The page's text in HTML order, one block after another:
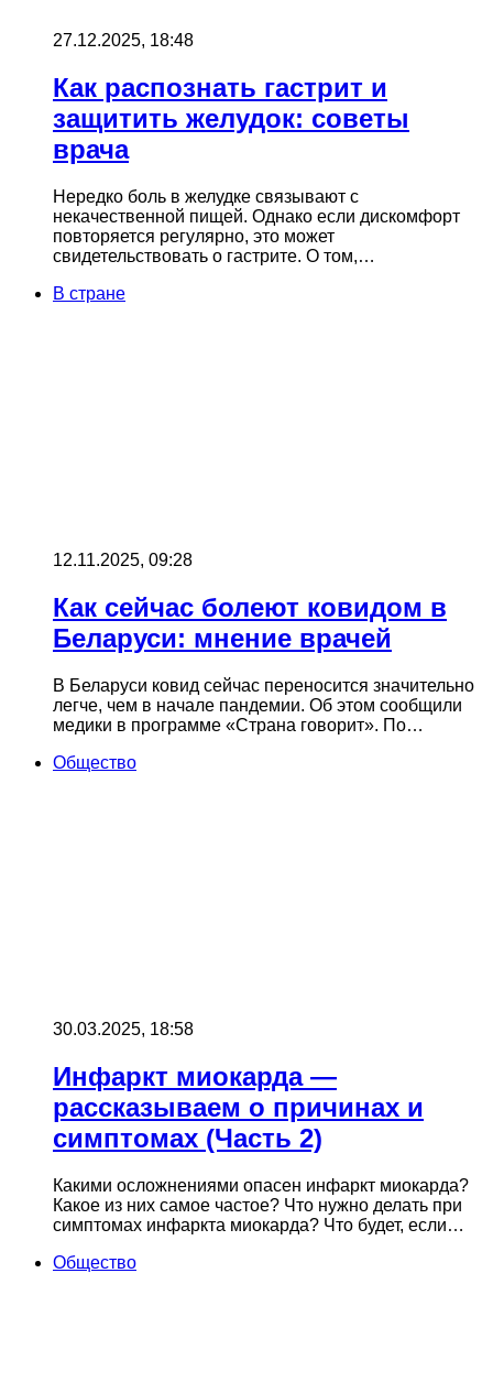
27.12.2025, 18:48
Как распознать гастрит и
защитить желудок: советы
врача
Нередко боль в желудке связывают с
некачественной пищей. Однако если дискомфорт
повторяется регулярно, это может
свидетельствовать о гастрите. О том,…
В стране
12.11.2025, 09:28
Как сейчас болеют ковидом в
Беларуси: мнение врачей
В Беларуси ковид сейчас переносится значительно
легче, чем в начале пандемии. Об этом сообщили
медики в программе «Страна говорит». По…
Общество
30.03.2025, 18:58
Инфаркт миокарда —
рассказываем о причинах и
симптомах (Часть 2)
Какими осложнениями опасен инфаркт миокарда?
Какое из них самое частое? Что нужно делать при
симптомах инфаркта миокарда? Что будет, если…
Общество